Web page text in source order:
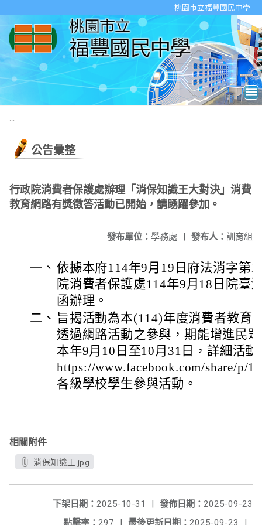
桃園市立福豐國民中學
:::
公告彙整
行政院消費者保護處辦理「消保知識王大對決」消費
教育網路有獎徵答活動已開始，請踴躍參加。
發布人： 訓育組
發布單位： 學務處 |
一、 依據本府114年9月19日府法消字第
院消費者保護處114年9月18日院臺
函辦理。
二、 旨揭活動為本(114)年度消費者教育
透過網路活動之參與，期能增進民
本年9月10日至10月31日，詳細活
https://www.facebook.com/share/p/
各級學校學生參與活動。
相關附件
消保知識王.jpg
發佈日期： 2025-09-23
下架日期： 2025-10-31
|
最後更新日期： 2025-09-23 |
點擊率： 297 |